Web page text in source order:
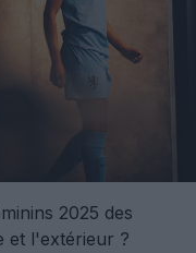
2025 des
et l'extérieur ?